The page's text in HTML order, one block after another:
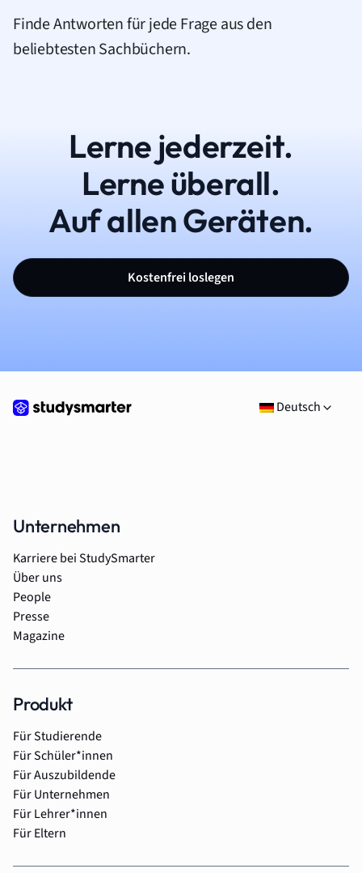
Finde Antworten für jede Frage aus den
beliebtesten Sachbüchern.
Lerne jederzeit.
Lerne überall.
Auf allen Geräten.
Kostenfrei loslegen
Deutsch
Unternehmen
Karriere bei StudySmarter
Über uns
People
Presse
Magazine
Produkt
Für Studierende
Für Schüler*innen
Für Auszubildende
Für Unternehmen
Für Lehrer*innen
Für Eltern